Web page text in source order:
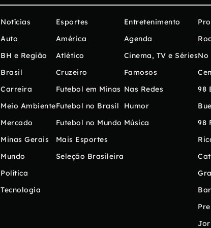
Notícias
Auto
BH e Região
Brasil
Carreira
Meio Ambiente
Mercado
Minas Gerais
Mundo
Política
Tecnologia
Esportes
América
Atlético
Cruzeiro
Futebol em Minas
Futebol no Brasil
Futebol no Mundo
Mais Esportes
Seleção Brasileira
Entretenimento
Agenda
Cinema, TV e Séries
Famosos
Nas Redes
Humor
Música
No
98
98